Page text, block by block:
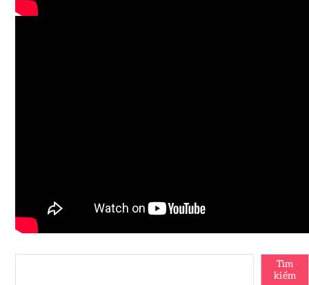
Tìm
kiếm